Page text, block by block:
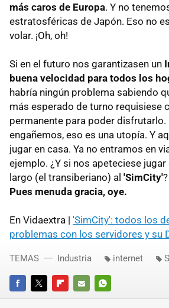
más caros de Europa. Y no
estratosféricas de Japón. Eso no
volar. ¡Oh, oh!
Si en el futuro nos garantizasen un
buena velocidad para todos los
habría ningún problema sabiendo
más esperado de turno requisiese
permanente para poder disfrutarlo.
engañemos, eso es una utopía. Y
jugar en casa. Ya no entramos en
ejemplo. ¿Y si nos apeteciese
largo (el transiberiano) al 'SimCity'
Pues menuda gracia, oye.
En Vidaextra | 'SimCity': todos los
problemas con los servidores y su
FACEBOOKTWITTERFLIPBOARD
E- WHATSAPP
TEMAS Industria internet